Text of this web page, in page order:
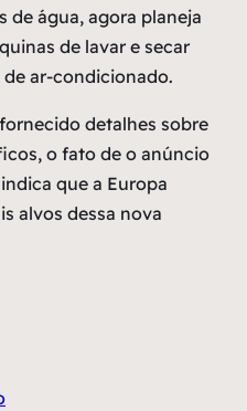
de água, agora planeja
de lavar e secar
ar-condicionado.
detalhes sobre
o fato de o anúncio
que a Europa
alvos dessa nova